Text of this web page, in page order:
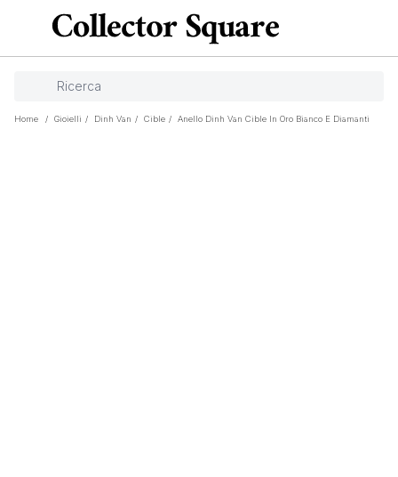
Home / Gioielli / Dinh Van / Cible / Anello Dinh Van Cible In Oro Bianco E Diamanti